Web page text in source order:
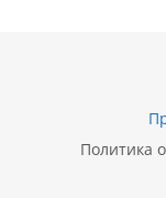
Политика